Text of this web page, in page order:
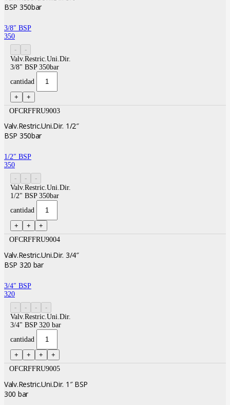
BSP 350bar
3/8″ BSP
350
Valv.Restric.Uni.Dir.
3/8" BSP 350bar
cantidad
OFCRFFRU9003
Valv.Restric.Uni.Dir. 1/2″
BSP 350bar
1/2″ BSP
350
Valv.Restric.Uni.Dir.
1/2" BSP 350bar
cantidad
OFCRFFRU9004
Valv.Restric.Uni.Dir. 3/4″
BSP 320 bar
3/4″ BSP
320
Valv.Restric.Uni.Dir.
3/4" BSP 320 bar
cantidad
OFCRFFRU9005
Valv.Restric.Uni.Dir. 1″ BSP
300 bar